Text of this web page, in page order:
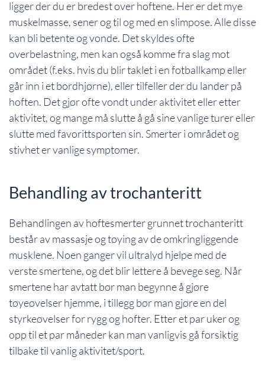
ligger der du er bredest over hoftene. Her er det mye
muskelmasse, sener og til og med en slimpose. Alle disse
kan bli betente og vonde. Det skyldes ofte
overbelastning, men kan også komme fra slag mot
området (f.eks. hvis du blir taklet i en fotballkamp eller
går inn i et bordhjørne), eller tilfeller der du lander på
hoften. Det gjør ofte vondt under aktivitet eller etter
aktivitet, og mange må slutte å gå sine vanlige turer eller
slutte med favorittsporten sin. Smerter i området og
stivhet er vanlige symptomer.
Behandling av trochanteritt
Behandlingen av hoftesmerter grunnet trochanteritt
består av massasje og tøying av de omkringliggende
musklene. Noen ganger vil ultralyd hjelpe med de
verste smertene, og det blir lettere å bevege seg. Når
smertene har avtatt bør man begynne å gjøre
tøyeøvelser hjemme, i tillegg bør man gjøre en del
styrkeøvelser for rygg og hofter. Etter et par uker og
opp til et par måneder kan man vanligvis gå forsiktig
tilbake til vanlig aktivitet/sport.